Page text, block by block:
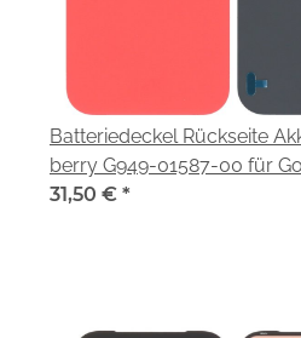
Batteriedeckel Rückseite
berry G949-01587-00 für
10a (GE1GQ GV0BP G4H7L)
31,50 € *